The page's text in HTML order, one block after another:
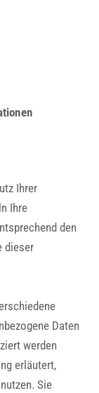
Ihrer
Ihre
den
dieser
Daten
werden
erläutert,
Sie